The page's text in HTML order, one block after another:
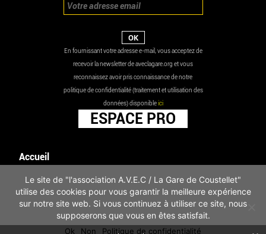
En fournissant votre adresse e-mail, vous acceptez de
recevoir la newsletter de aveclagare.org et vous
reconnaissez avoir pris connaissance de notre
politique de confidentialité (traitement et utilisation des
données) disponibleici
ESPACE PRO
Accueil
Les actualités
Mentions légales
Infos pratiques
Politique de confidentialité
Le site de "l'association A.V.E.C / La Gare de Coustellet"
utilise des cookies pour vous garantir la meilleure expérience
sur notre site web. Si vous continuez à utiliser ce site, nous
supposerons que vous en êtes satisfait.
Ok Non Politique de confidentialité